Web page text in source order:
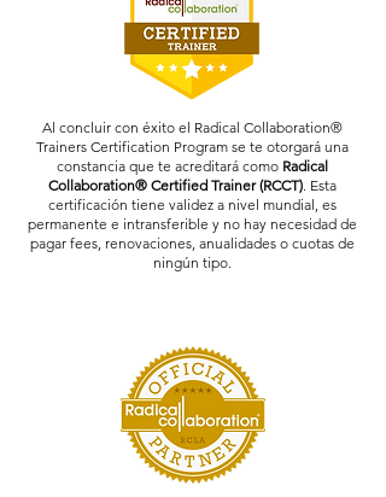
Al concluir con éxito el Radical Collaboration®
Trainers Certification Program se te otorgará una
constancia que te acreditará como Radical
Collaboration® Certified Trainer (RCCT). Esta
certificación tiene validez a nivel mundial, es
permanente e intransferible y no hay necesidad de
pagar fees, renovaciones, anualidades o cuotas de
ningún tipo.